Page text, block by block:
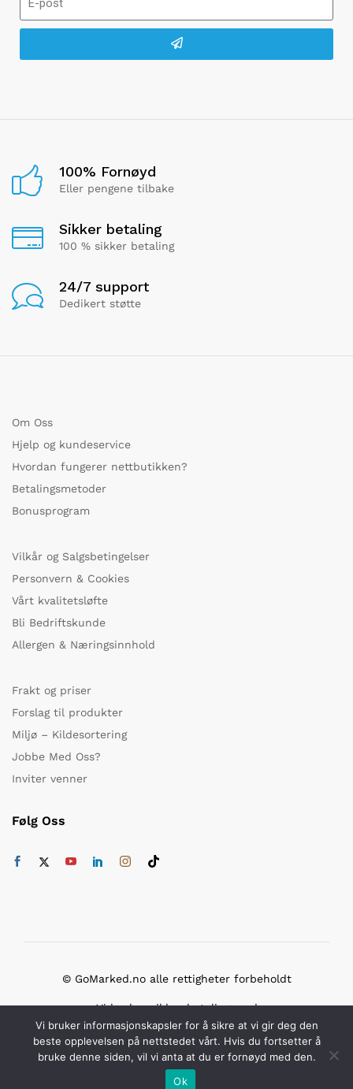
100% Fornøyd
Eller pengene tilbake
Sikker betaling
100 % sikker betaling
24/7 support
Dedikert støtte
Om Oss
Hjelp og kundeservice
Hvordan fungerer nettbutikken?
Betalingsmetoder
Bonusprogram
Vilkår og Salgsbetingelser
Personvern & Cookies
Vårt kvalitetsløfte
Bli Bedriftskunde
Allergen & Næringsinnhold
Frakt og priser
Forslag til produkter
Miljø – Kildesortering
Jobbe Med Oss?
Inviter venner
Følg Oss
© GoMarked.no alle rettigheter forbeholdt
Vi bruker sikker betaling med
Vi bruker informasjonskapsler for å sikre at vi gir deg den
beste opplevelsen på nettstedet vårt. Hvis du fortsetter å
bruke denne siden, vil vi anta at du er fornøyd med den.
Ok